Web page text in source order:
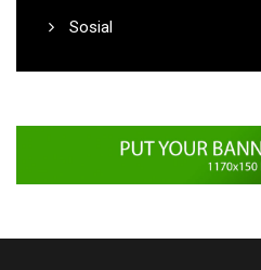
Olahraga
Sosial